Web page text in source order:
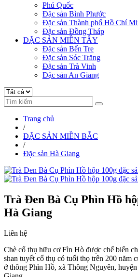
Phú Quốc
Đặc sản Bình Phước
Đặc sản Thành phố Hồ Chí
Đặc sản Đồng Tháp
ĐẶC SẢN MIỀN TÂY
Đặc sản Bến Tre
Đặc sản Sóc Trăng
Đặc sản Trà Vinh
Đặc sản An Giang
Trang chủ
/
ĐẶC SẢN MIỀN BẮC
/
Đặc sản Hà Giang
Trà Đen Bà Cụ Phìn Hồ
Hà Giang
Liên hệ
Chè cổ thụ hữu cơ Fìn Hò được chế biến
shan tuyết cổ thụ có tuổi thọ trên 200 năm
ở thông Phìn Hồ, xã Thông Nguyên,